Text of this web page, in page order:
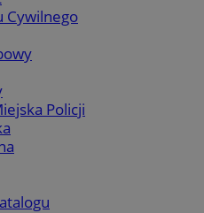
Cywilnego
Policji